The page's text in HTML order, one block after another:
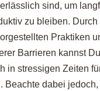
sind, um
zu bleiben. Durch
Praktiken
Barrieren kannst
in stressigen Zeiten
Beachte dabei